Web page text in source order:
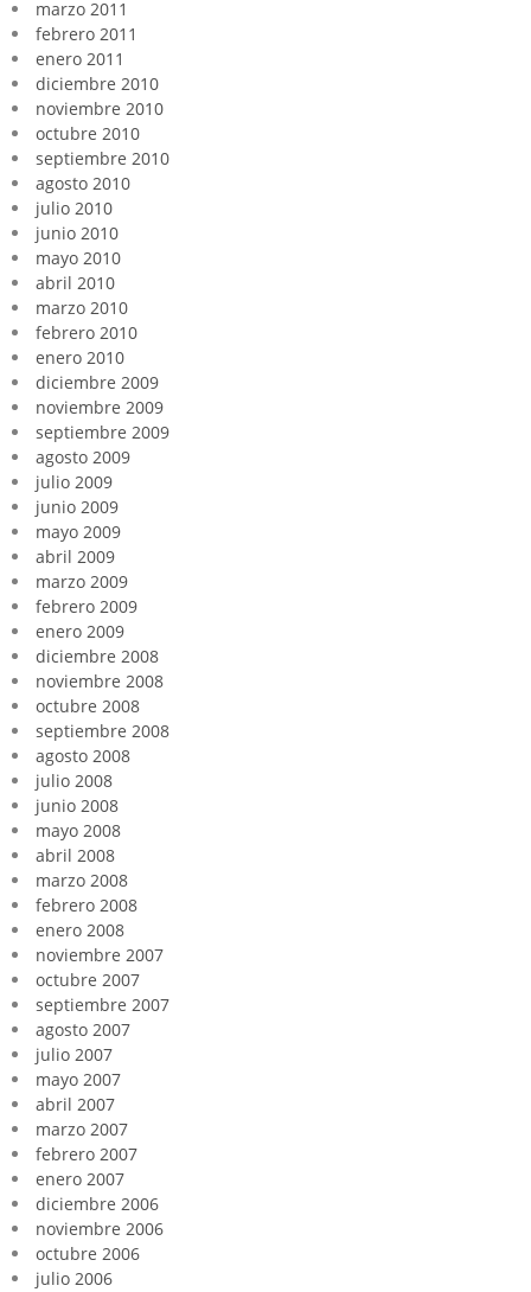
marzo 2011
febrero 2011
enero 2011
diciembre 2010
noviembre 2010
octubre 2010
septiembre 2010
agosto 2010
julio 2010
junio 2010
mayo 2010
abril 2010
marzo 2010
febrero 2010
enero 2010
diciembre 2009
noviembre 2009
septiembre 2009
agosto 2009
julio 2009
junio 2009
mayo 2009
abril 2009
marzo 2009
febrero 2009
enero 2009
diciembre 2008
noviembre 2008
octubre 2008
septiembre 2008
agosto 2008
julio 2008
junio 2008
mayo 2008
abril 2008
marzo 2008
febrero 2008
enero 2008
noviembre 2007
octubre 2007
septiembre 2007
agosto 2007
julio 2007
mayo 2007
abril 2007
marzo 2007
febrero 2007
enero 2007
diciembre 2006
noviembre 2006
octubre 2006
julio 2006